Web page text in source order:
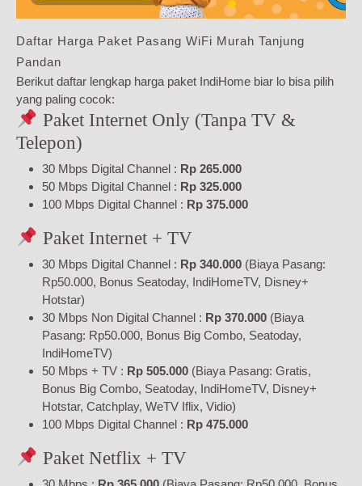
Daftar Harga Paket Pasang WiFi Murah Tanjung
Pandan
Berikut daftar lengkap harga paket IndiHome biar lo bisa pilih
yang paling cocok:
Paket Internet Only (Tanpa TV &
Telepon)
30 Mbps Digital Channel : Rp 265.000
50 Mbps Digital Channel : Rp 325.000
100 Mbps Digital Channel : Rp 375.000
Paket Internet + TV
30 Mbps Digital Channel : Rp 340.000 (Biaya Pasang:
Rp50.000, Bonus Seatoday, IndiHomeTV, Disney+
Hotstar)
30 Mbps Non Digital Channel : Rp 370.000 (Biaya
Pasang: Rp50.000, Bonus Big Combo, Seatoday,
IndiHomeTV)
50 Mbps + TV : Rp 505.000 (Biaya Pasang: Gratis,
Bonus Big Combo, Seatoday, IndiHomeTV, Disney+
Hotstar, Catchplay, WeTV Iflix, Vidio)
100 Mbps Digital Channel : Rp 475.000
Paket Netflix + TV